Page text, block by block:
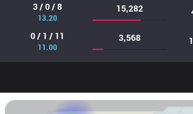
3 / 0 / 8
13.20
15,282
0 / 1 / 11
11.00
3,568